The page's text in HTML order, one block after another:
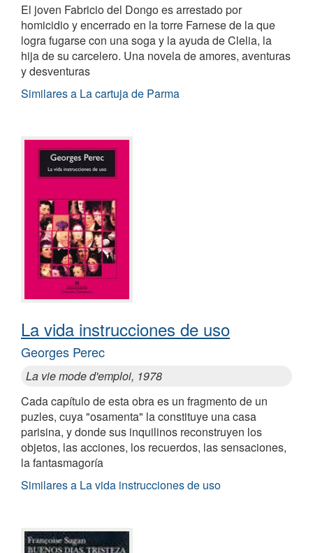
El joven Fabricio del Dongo es arrestado por
homicidio y encerrado en la torre Farnese de la que
logra fugarse con una soga y la ayuda de Clelia, la
hija de su carcelero. Una novela de amores, aventuras
y desventuras
Similares a La cartuja de Parma
La vida instrucciones de uso
Georges Perec
La vie mode d'emploi, 1978
Cada capítulo de esta obra es un fragmento de un
puzles, cuya "osamenta" la constituye una casa
parisina, y donde sus inquilinos reconstruyen los
objetos, las acciones, los recuerdos, las sensaciones,
la fantasmagoría
Similares a La vida instrucciones de uso